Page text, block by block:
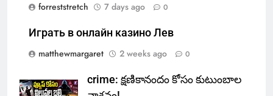
forreststretch
7 days ago 0
Играть в онлайн казино Лев
matthewmargaret
2 weeks ago 0
crime: క్షణికానందం కోసం కుటుంబాల